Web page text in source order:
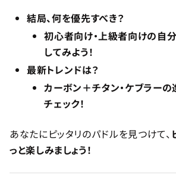
結局、何を優先すべき？
初心者向け・上級者向けの自
してみよう！
最新トレンドは？
カーボン＋チタン・ケブラー
チェック！
あなたにピッタリのパドルを見つけて、
っと楽しみましょう！